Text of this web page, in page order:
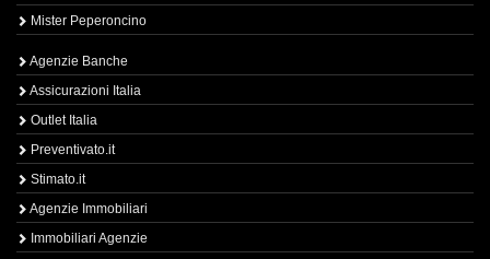
Mister Peperoncino
Agenzie Banche
Assicurazioni Italia
Outlet Italia
Preventivato.it
Stimato.it
Agenzie Immobiliari
Immobiliari Agenzie